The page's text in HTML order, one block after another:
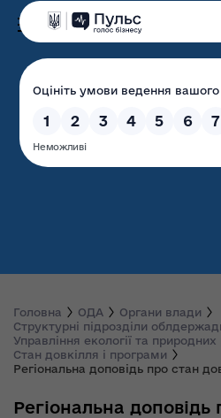
Волинська
державна
Головна ОДА
Органи влади
Структурні підрозділи
Управління екології та природних
Стан довкілля і програми
Регіональна доповідь про стан
Регіональна доповідь